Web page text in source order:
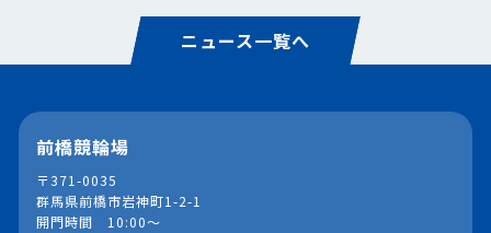
ニュース一覧へ
前橋競輪場
〒371-0035
群馬県前橋市岩神町1-2-1
開門時間 10:00～